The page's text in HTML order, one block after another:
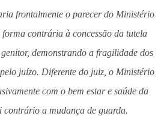
frontalmente o parecer do Ministério
contrária à concessão da tutela
demonstrando a fragilidade dos
juízo. Diferente do juiz, o Ministério
com o bem estar e saúde da
a mudança de guarda.